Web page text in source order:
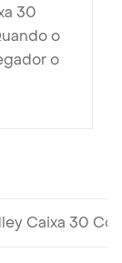
30
o
o
Caixa 30